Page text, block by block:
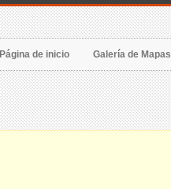
Página de inicio Galería de Mapas